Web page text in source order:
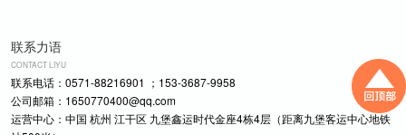
联系力语
CONTACT LIYU
联系电话：0571-88216901 ；153-3687-9958
公司邮箱：1650770400@qq.com
运营中心：中国 杭州 江干区 九堡鑫运时代金座4栋4层（距离九堡客运中心地铁